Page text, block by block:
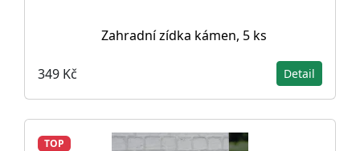
Zahradní zídka kámen, 5 ks
349 Kč Detail
TOP